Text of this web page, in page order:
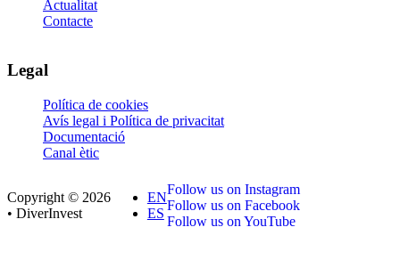
Actualitat
Contacte
Legal
Política de cookies
Avís legal i Política de privacitat
Documentació
Canal ètic
Copyright © 2026
• DiverInvest
EN
ES
Follow us on Instagram
Follow us on Facebook
Follow us on YouTube